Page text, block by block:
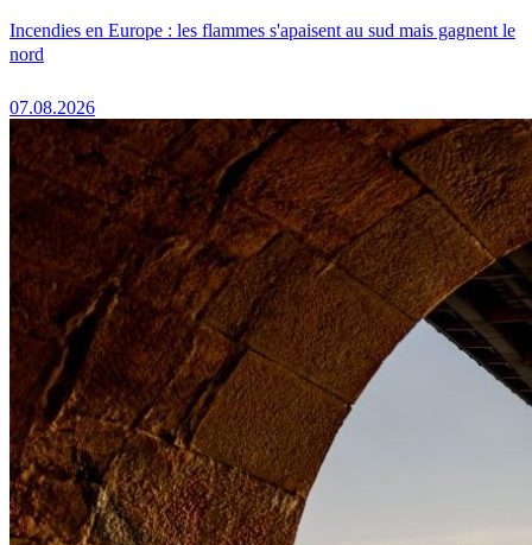
Incendies en Europe : les flammes s'apaisent au sud mais gagnent le
nord
07.08.2026